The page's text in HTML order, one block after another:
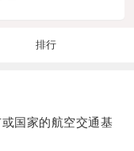
排行
国家的航空交通基